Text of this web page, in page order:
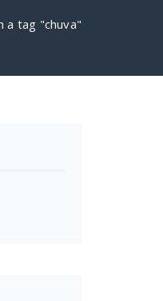
a tag "chuva"